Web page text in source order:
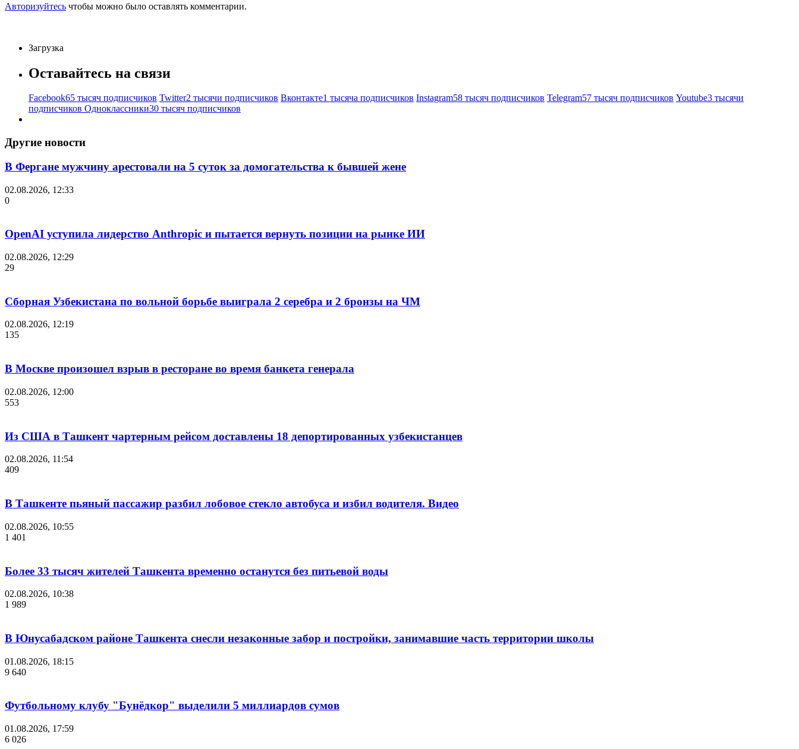
Авторизуйтесь чтобы можно было оставлять комментарии.
Загрузка
Оставайтесь на связи
Facebook65 тысяч подписчиков Twitter2 тысячи подписчиков Вконтакте1 тысяча подписчиков Instagram58 тысяч подписчиков Telegram57 тысяч подписчиков Youtube3 тысячи
подписчиков Одноклассники30 тысяч подписчиков
Другие новости
В Фергане мужчину арестовали на 5 суток за домогательства к бывшей жене
02.08.2026, 12:33
0
OpenAI уступила лидерство Anthropic и пытается вернуть позиции на рынке ИИ
02.08.2026, 12:29
29
Сборная Узбекистана по вольной борьбе выиграла 2 серебра и 2 бронзы на ЧМ
02.08.2026, 12:19
135
В Москве произошел взрыв в ресторане во время банкета генерала
02.08.2026, 12:00
553
Из США в Ташкент чартерным рейсом доставлены 18 депортированных узбекистанцев
02.08.2026, 11:54
409
В Ташкенте пьяный пассажир разбил лобовое стекло автобуса и избил водителя. Видео
02.08.2026, 10:55
1 401
Более 33 тысяч жителей Ташкента временно останутся без питьевой воды
02.08.2026, 10:38
1 989
В Юнусабадском районе Ташкента снесли незаконные забор и постройки, занимавшие часть территории школы
01.08.2026, 18:15
9 640
Футбольному клубу "Бунёдкор" выделили 5 миллиардов сумов
01.08.2026, 17:59
6 026